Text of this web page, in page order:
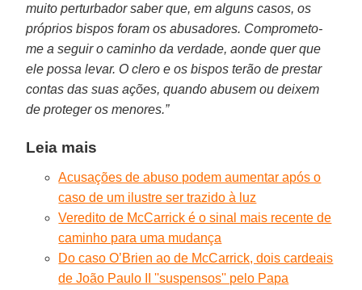
muito perturbador saber que, em alguns casos, os
próprios bispos foram os abusadores. Comprometo-
me a seguir o caminho da verdade, aonde quer que
ele possa levar. O clero e os bispos terão de prestar
contas das suas ações, quando abusem ou deixem
de proteger os menores.”
Leia mais
Acusações de abuso podem aumentar após o
caso de um ilustre ser trazido à luz
Veredito de McCarrick é o sinal mais recente de
caminho para uma mudança
Do caso O’Brien ao de McCarrick, dois cardeais
de João Paulo II ''suspensos'' pelo Papa